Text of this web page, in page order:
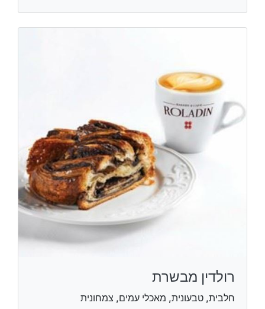
רולדין מבשרת
חלבית, טבעונית, מאכלי עמים, צמחונית